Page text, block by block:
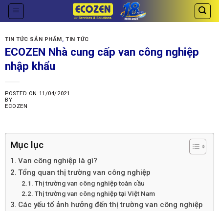
Skip
TIN TỨC SẢN PHẨM,TIN TỨC
ECOZEN Nhà cung cấp van công nghiệp
nhập khẩu
POSTED ON 11/04/2021
BY
ECOZEN
Mục lục
Van công nghiệp là gì?
Tổng quan thị trường van công nghiệp
Thị trường van công nghiệp toàn cầu
Thị trường van công nghiệp tại Việt Nam
Các yếu tố ảnh hưởng đến thị trường van công nghiệp